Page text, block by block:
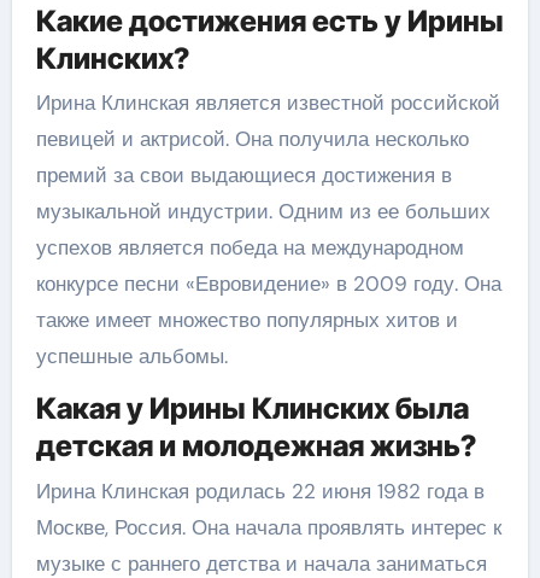
Какие достижения есть у Ирины
Клинских?
Ирина Клинская является известной российской
певицей и актрисой. Она получила несколько
премий за свои выдающиеся достижения в
музыкальной индустрии. Одним из ее больших
успехов является победа на международном
конкурсе песни «Евровидение» в 2009 году. Она
также имеет множество популярных хитов и
успешные альбомы.
Какая у Ирины Клинских была
детская и молодежная жизнь?
Ирина Клинская родилась 22 июня 1982 года в
Москве, Россия. Она начала проявлять интерес к
музыке с раннего детства и начала заниматься